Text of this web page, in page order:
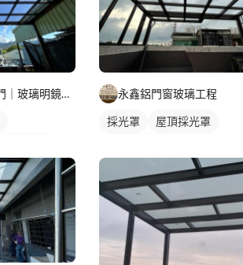
細鋁框門｜淋浴拉門｜玻璃明鏡｜鋁門窗工程 永鑫鋁門窗玻璃工程
採光罩
屋頂採光罩